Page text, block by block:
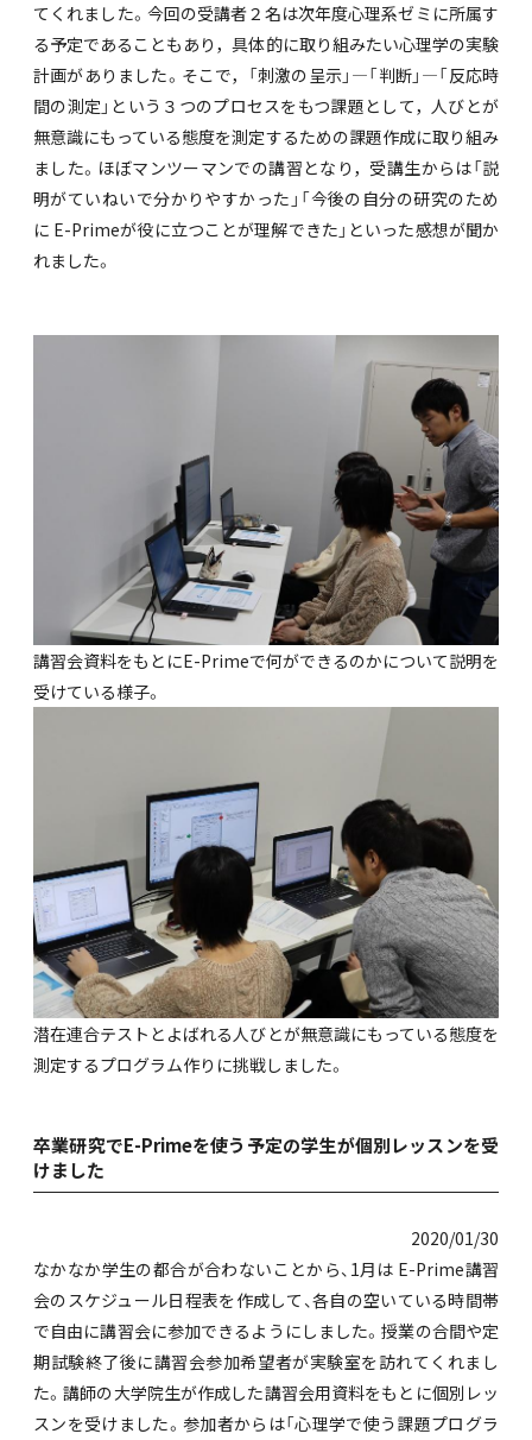
てくれました。今回の受講者２名は次年度心理系ゼミに所属す
る予定であることもあり，具体的に取り組みたい心理学の実験
計画がありました。そこで，「刺激の呈示」―「判断」―「反応時
間の測定」という３つのプロセスをもつ課題として，人びとが
無意識にもっている態度を測定するための課題作成に取り組み
ました。ほぼマンツーマンでの講習となり，受講生からは「説
明がていねいで分かりやすかった」「今後の自分の研究のため
に E-Primeが役に立つことが理解できた」といった感想が聞か
れました。
講習会資料をもとにE-Primeで何ができるのかについて説明を
受けている様子。
潜在連合テストとよばれる人びとが無意識にもっている態度を
測定するプログラム作りに挑戦しました。
卒業研究でE-Primeを使う予定の学生が個別レッスンを受
けました
2020/01/30
なかなか学生の都合が合わないことから、1月は E-Prime講習
会のスケジュール日程表を作成して、各自の空いている時間帯
で自由に講習会に参加できるようにしました。授業の合間や定
期試験終了後に講習会参加希望者が実験室を訪れてくれまし
た。講師の大学院生が作成した講習会用資料をもとに個別レッ
スンを受けました。参加者からは「心理学で使う課題プログラ